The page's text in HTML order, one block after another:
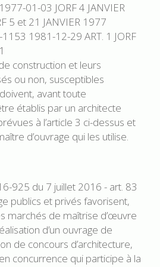
01-03 JORF 4 JANVIER
5 et 21 JANVIER 1977
1981-12-29 ART. 1 JORF
construction et leurs
ou non, susceptibles
avant toute
établis par un architecte
à l’article 3 ci-dessus et
d’ouvrage qui les utilise.
925 du 7 juillet 2016 - art. 83
publics et privés favorisent,
marchés de maîtrise d’œuvre
d’un ouvrage de
de concours d’architecture,
concurrence qui participe à la